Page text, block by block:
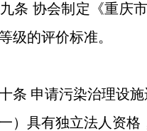
条 协会制定《重庆
级的评价标准。
条 申请污染治理设施
）具有独立法人资格